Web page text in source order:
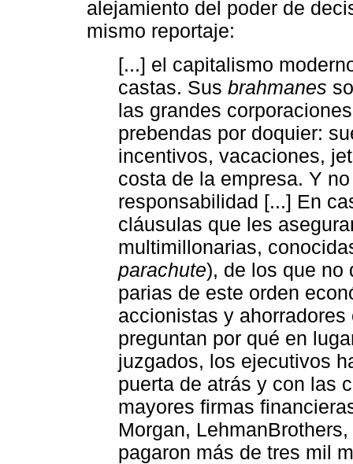
alejamiento del poder de
mismo reportaje:
[...] el capitalismo
castas. Sus brahmanes
las grandes
prebendas por doquier:
incentivos, vacaciones,
costa de la empresa. Y
responsabilidad [...] En
cláusulas que les
multimillonarias,
parachute), de los que no
parias de este orden
accionistas y
preguntan por qué en
juzgados, los ejecutivos
puerta de atrás y con las
mayores firmas
Morgan,
pagaron más de tres mil